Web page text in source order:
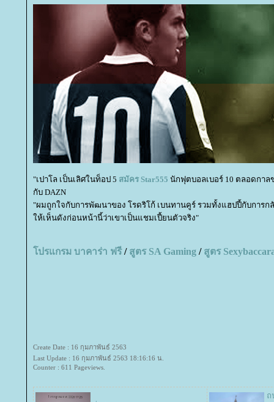
"เปาโล เป็นเลิศในท็อป 5 สมัคร Star555 นักฟุตบอลเบอร์ 10 ตลอดกาล
กับ DAZN
"ผมถูกใจกับการพัฒนาของ โรดริโก้ เบนทานคูร์ รวมทั้งแฮปปี้กับการก
ห้เห็นดังก่อนหน้านี้ว่าเขาเป็นแชมเปี้ยนตัวจริง"
ปรแกรม บาคาร่า ฟรี/ สูตร SA Gaming / สูตร
Create Date : 16 กุมภาพันธ์ 2563
Last Update : 16 กุมภาพันธ์ 2563 18:16:16 น.
Counter : 611 Pageviews.
ถ